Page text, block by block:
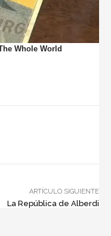
ARTÍCULO SIGUIENTE
La República de Alberdi